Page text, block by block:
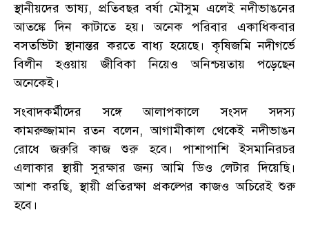
স্থানীয়দের ভাষ্য, প্রতিবছর বর্ষা মৌসুম এলেই নদীভাঙনের
আতঙ্কে দিন কাটাতে হয়। অনেক পরিবার একাধিকবার
বসতভিটা স্থানান্তর করতে বাধ্য হয়েছে। কৃষিজমি নদীগর্ভে
বিলীন হওয়ায় জীবিকা নিয়েও অনিশ্চয়তায় পড়েছেন
অনেকেই।
সংবাদকর্মীদের সঙ্গে আলাপকালে সংসদ সদস্য
কামরুজ্জামান রতন বলেন, আগামীকাল থেকেই নদীভাঙন
রোধে জরুরি কাজ শুরু হবে। পাশাপাশি ইসমানিরচর
এলাকার স্থায়ী সুরক্ষার জন্য আমি ডিও লেটার দিয়েছি।
আশা করছি, স্থায়ী প্রতিরক্ষা প্রকল্পের কাজও অচিরেই শুরু
হবে।